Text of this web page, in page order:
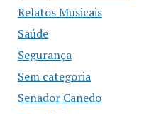
Relatos Musicais
Saúde
Segurança
Sem categoria
Senador Canedo